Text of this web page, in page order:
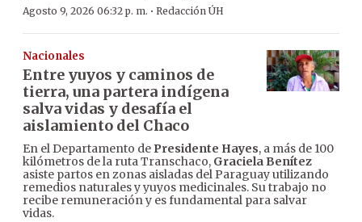
Agosto 9, 2026 06:32 p. m. · Redacción ÚH
Nacionales
Entre yuyos y caminos de
tierra, una partera indígena
salva vidas y desafía el
aislamiento del Chaco
En el Departamento de Presidente Hayes, a más de 100
kilómetros de la ruta Transchaco, Graciela Benítez
asiste partos en zonas aisladas del Paraguay utilizando
remedios naturales y yuyos medicinales. Su trabajo no
recibe remuneración y es fundamental para salvar
vidas.